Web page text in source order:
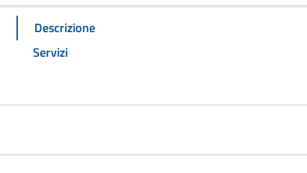
Descrizione
Servizi